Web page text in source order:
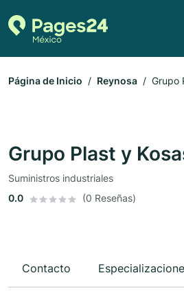
Página de Inicio Reynosa Grupo
Grupo Plast y
Suministros industriales
0.0
(0 Reseñas)
Contacto